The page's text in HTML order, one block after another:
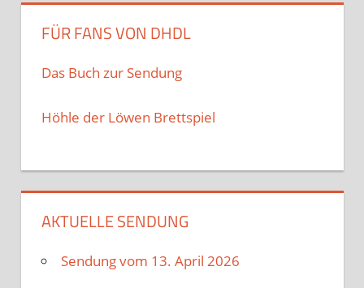
FÜR FANS VON DHDL
Das Buch zur Sendung
Höhle der Löwen Brettspiel
AKTUELLE SENDUNG
Sendung vom 13. April 2026